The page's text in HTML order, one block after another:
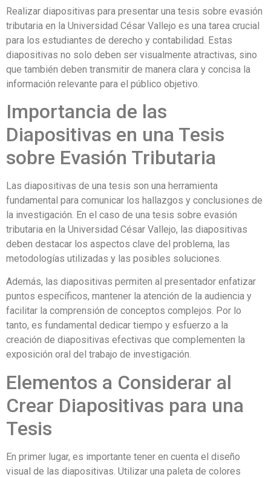
Realizar diapositivas para presentar una tesis sobre evasión
tributaria en la Universidad César Vallejo es una tarea crucial
para los estudiantes de derecho y contabilidad. Estas
diapositivas no solo deben ser visualmente atractivas, sino
que también deben transmitir de manera clara y concisa la
información relevante para el público objetivo.
Importancia de las
Diapositivas en una Tesis
sobre Evasión Tributaria
Las diapositivas de una tesis son una herramienta
fundamental para comunicar los hallazgos y conclusiones de
la investigación. En el caso de una tesis sobre evasión
tributaria en la Universidad César Vallejo, las diapositivas
deben destacar los aspectos clave del problema, las
metodologías utilizadas y las posibles soluciones.
Además, las diapositivas permiten al presentador enfatizar
puntos específicos, mantener la atención de la audiencia y
facilitar la comprensión de conceptos complejos. Por lo
tanto, es fundamental dedicar tiempo y esfuerzo a la
creación de diapositivas efectivas que complementen la
exposición oral del trabajo de investigación.
Elementos a Considerar al
Crear Diapositivas para una
Tesis
En primer lugar, es importante tener en cuenta el diseño
visual de las diapositivas. Utilizar una paleta de colores